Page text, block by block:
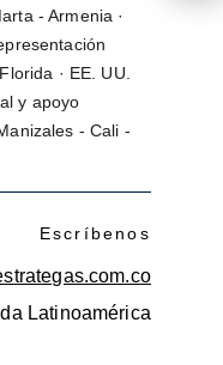
- Armenia ·
· EE. UU.
y apoyo
- Cali -
Escríbenos
Latinoamérica